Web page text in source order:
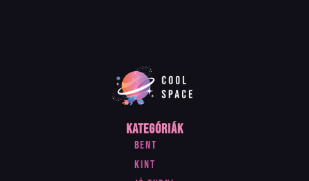
Kategóriák
Bent
Kint